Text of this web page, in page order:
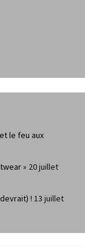
le feu aux
» 20 juillet
! 13 juillet